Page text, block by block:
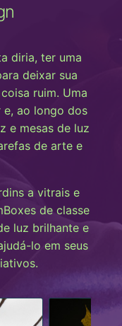
diria, ter uma
deixar sua
ruim. Uma
e, ao longo dos
e mesas de luz
de arte e
a vitrais e
de classe
luz brilhante e
lo em seus